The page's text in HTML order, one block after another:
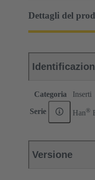
Dettagli del
Categoria Inserti
Serie Han®
Versione